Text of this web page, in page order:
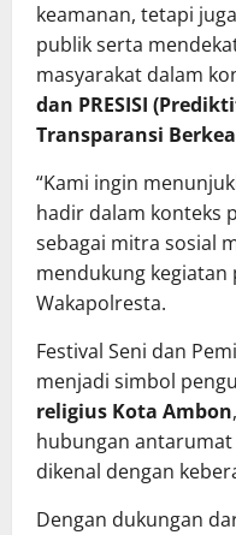
keamanan, tetapi
publik serta
masyarakat dalam
dan PRESISI
Transparansi
“Kami ingin
hadir dalam konteks
sebagai mitra sosial
mendukung kegiatan
Wakapolresta.
Festival Seni dan
menjadi simbol
religius Kota Ambon
hubungan
dikenal dengan
Dengan dukungan